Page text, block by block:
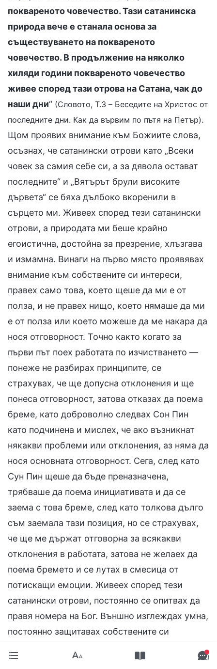
поквареното човечество. Тази сатанинска
природа вече е станала основа за
съществуването на поквареното
човечество. В продължение на няколко
хиляди години поквареното човечество
живее според тази отрова на Сатана, чак до
наши дни“ (Словото, Т.3 – Беседите на Христос от
последните дни. Как да вървим по пътя на Петър).
Щом проявих внимание към Божиите слова,
осъзнах, че сатанински отрови като „Всеки
човек за самия себе си, а за дявола остават
последните“ и „Вятърът брули високите
дървета“ се бяха дълбоко вкоренили в
сърцето ми. Живеех според тези сатанински
отрови, а природата ми беше крайно
егоистична, достойна за презрение, хлъзгава
и измамна. Винаги на първо място проявявах
внимание към собствените си интереси,
правех само това, което щеше да ми е от
полза, и не правех нищо, което нямаше да ми
е от полза или което можеше да ме накара да
нося отговорност. Точно както когато за
първи път поех работата по изчистването —
понеже не разбирах принципите, се
страхувах, че ще допусна отклонения и ще
понеса отговорност, затова отказах да поема
бреме, като доброволно следвах Сон Пин
като подчинена и мислех, че ако възникнат
някакви проблеми или отклонения, аз няма да
нося основната отговорност. Сега, след като
Сун Пин щеше да бъде преназначена,
трябваше да поема инициативата и да се
заема с това бреме, след като толкова дълго
съм заемала тази позиция, но се страхувах,
че ще ме държат отговорна за всякакви
отклонения в работата, затова не желаех да
поема бремето и се лутах в смесица от
потискащи емоции. Живеех според тези
сатанински отрови, постоянно се опитвах да
правя номера на Бог. Външно изглеждах умна,
постоянно защитавах собствените си
глупава, защото бях загубила много